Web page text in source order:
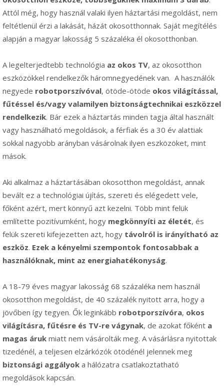
Attól még, hogy használ valaki ilyen háztartási megoldást, nem
feltétlenül érzi a lakását, házát okosotthonnak. Saját megítélés
alapján a magyar lakosság 5 százaléka él okosotthonban.
A legelterjedtebb technológia az okos TV, az okosotthon
eszközökkel rendelkezők háromnegyedének van. A használók
negyede robotporszívóval, ötöde-ötöde okos világítással,
fűtéssel és/vagy valamilyen biztonságtechnikai eszközzel
rendelkezik. Bár ezek a háztartás minden tagja által használt
vagy használható megoldások, a férfiak és a 30 év alattiak
sokkal nagyobb arányban vásárolnak ilyen eszközöket, mint
mások.
Aki alkalmaz a háztartásában okosotthon megoldást, annak
bevált ez a technológiai újítás, szereti és elégedett vele,
főként azért, mert könnyű azt kezelni. Több mint felük
említette pozitívumként, hogy megkönnyíti az életét, és
felük szereti kifejezetten azt, hogy távolról is irányítható az
eszköz. Ezek a kényelmi szempontok fontosabbak a
használóknak, mint az energiahatékonyság.
A 18-79 éves magyar lakosság 68 százaléka nem használ
okosotthon megoldást, de 40 százalék nyitott arra, hogy a
jövőben így tegyen. Ők leginkább robotporszívóra, okos
világításra, fűtésre és TV-re vágynak, de azokat főként a
magas áruk miatt nem vásárolták meg. A vásárlásra nyitottak
tizedénél, a teljesen elzárkózók ötödénél jelennek meg
biztonsági aggályok a hálózatra csatlakoztatható
megoldások kapcsán.